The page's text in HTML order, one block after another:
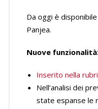
Da oggi è
Panjea.
Nuove
Inserito nella
Nell’analisi dei
state espanse le